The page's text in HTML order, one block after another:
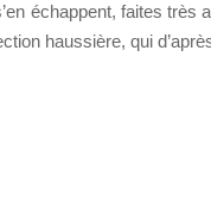
échappent, faites
haussière, qui